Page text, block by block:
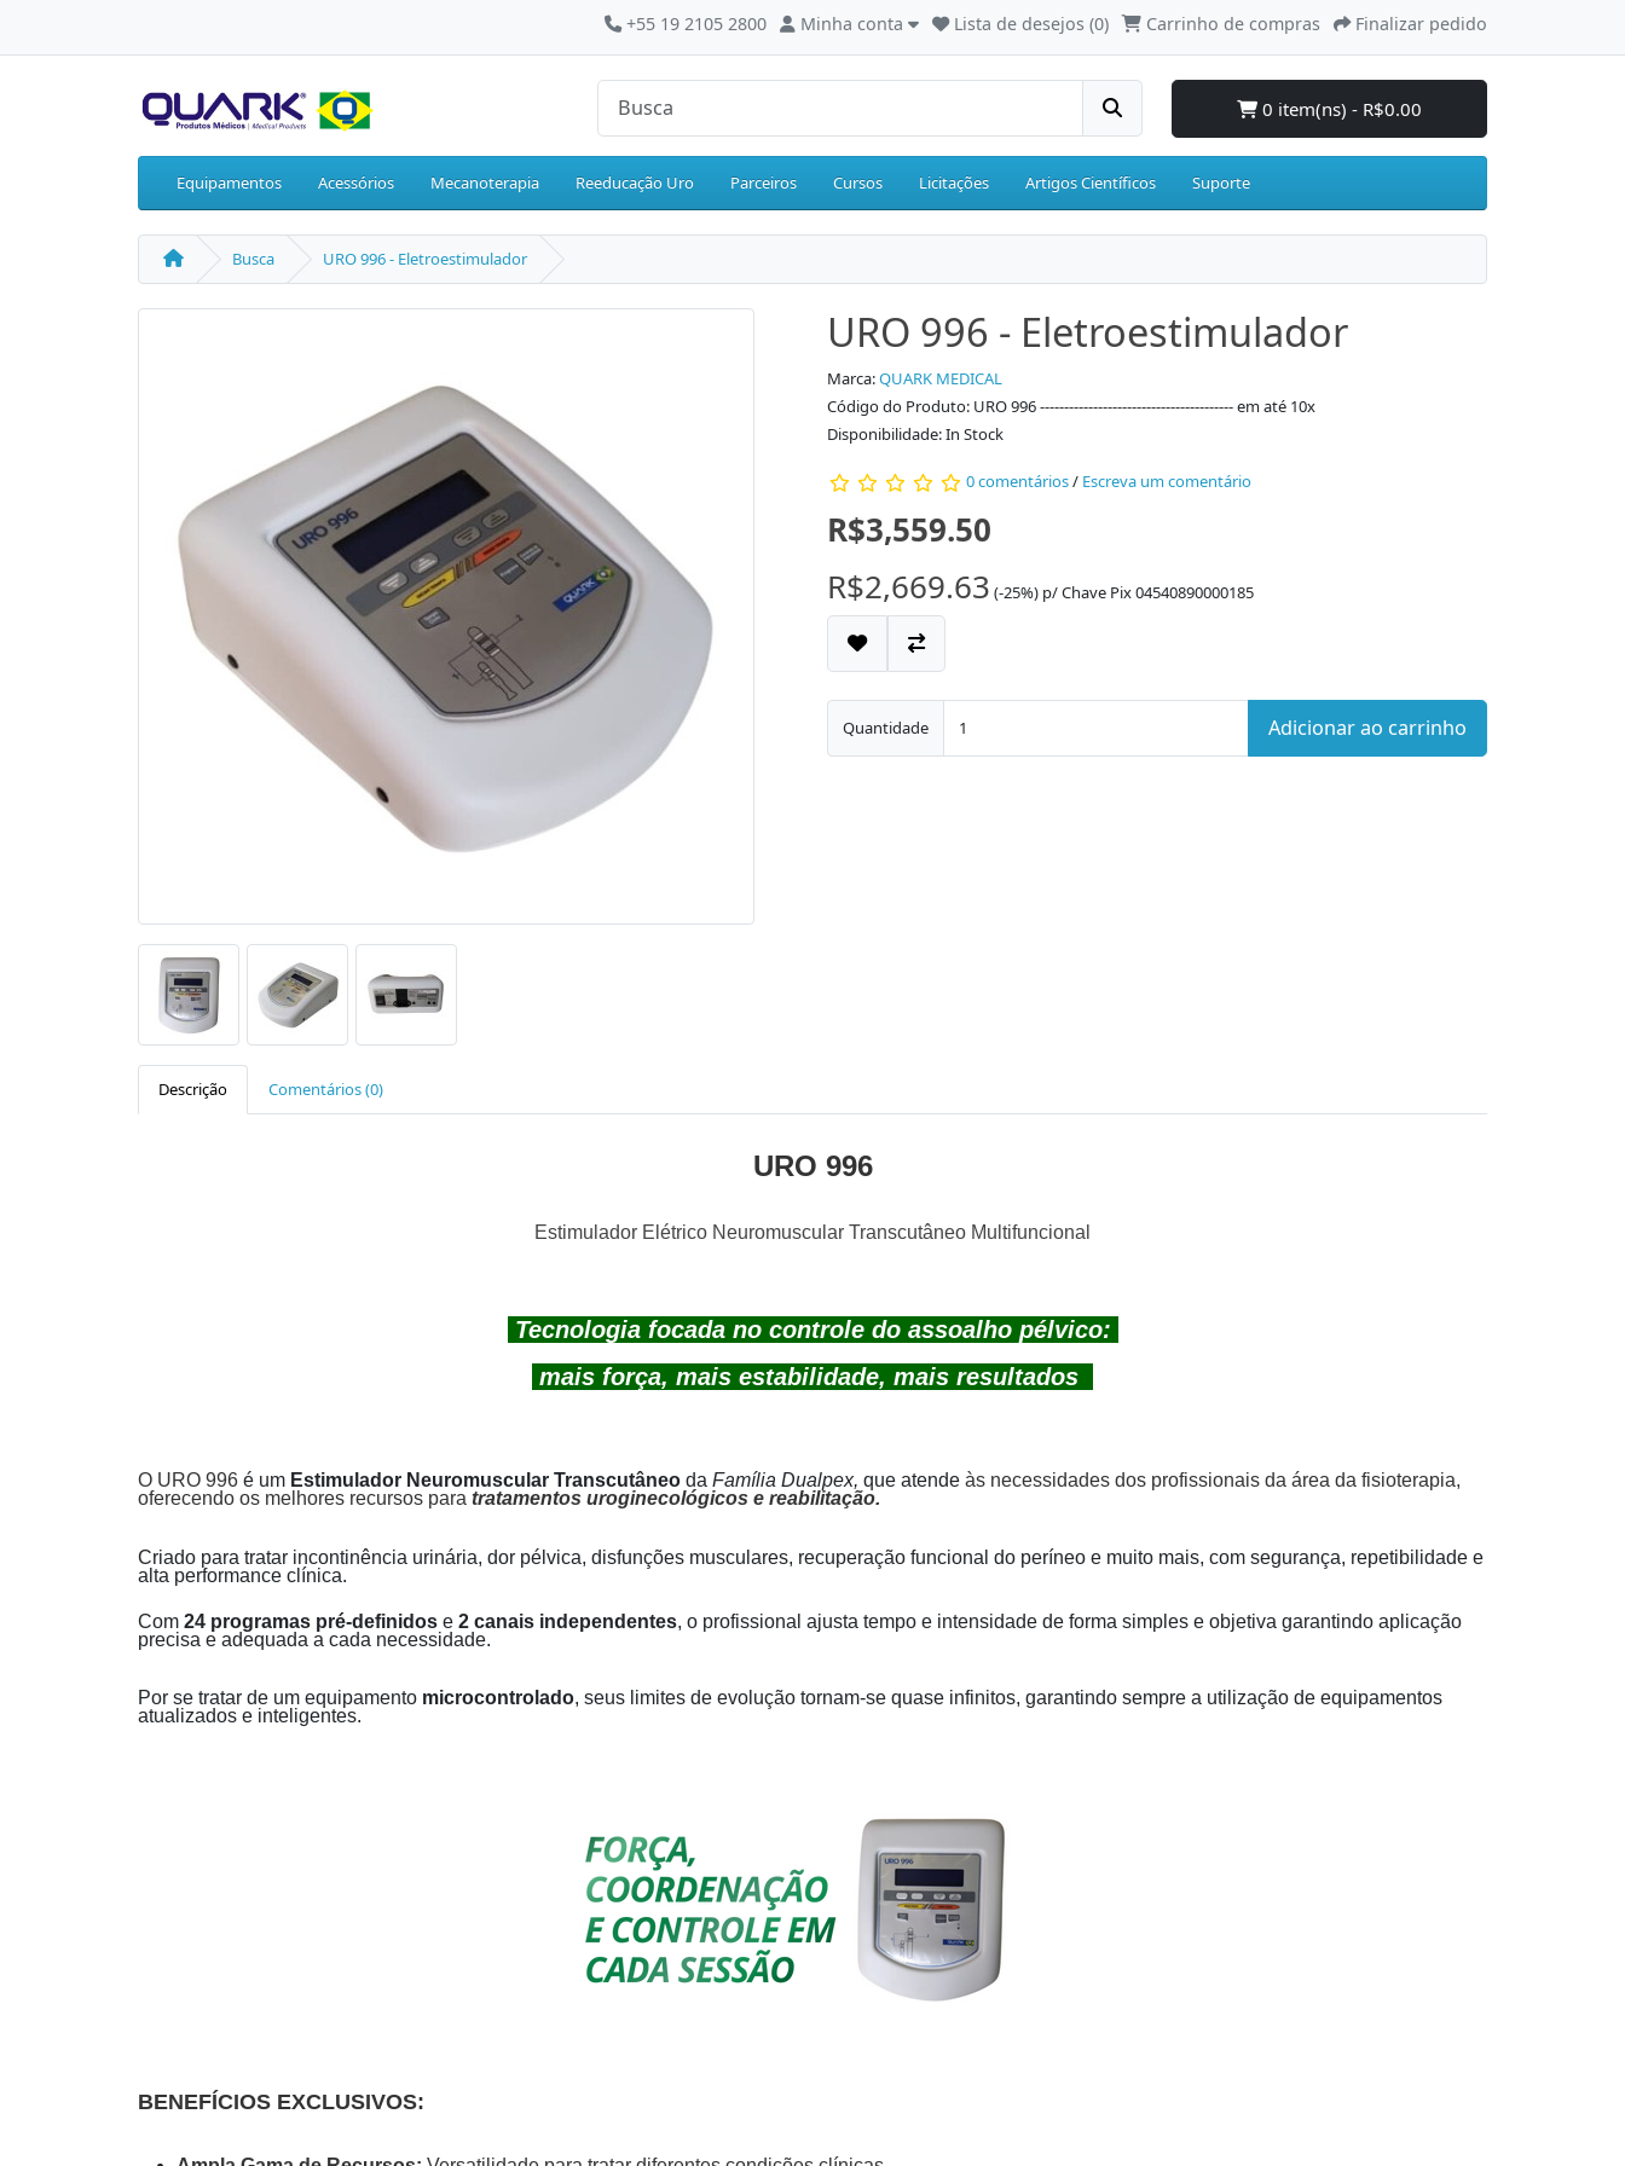
+55 19 2105 2800 Minha conta Lista de desejos (0) Carrinho de compras Finalizar pedido
0 item(ns) - R$0.00
Equipamentos Acessórios Mecanoterapia Reeducação Uro Parceiros Cursos Licitações Artigos Científicos Suporte
Busca URO 996 - Eletroestimulador
URO 996 - Eletroestimulador
Marca:QUARK MEDICAL
Código do Produto: URO 996 ---------------------------------------- em até 10x
Disponibilidade: In Stock
0 comentários/ Escreva um comentário
R$3,559.50
R$2,669.63 (-25%) p/Chave Pix 04540890000185
Quantidade Adicionar ao carrinho
Descrição Comentários (0)
URO 996
Estimulador Elétrico Neuromuscular Transcutâneo Multifuncional
Tecnologia focada no controle do assoalho pélvico:
mais força, mais estabilidade, mais resultados
O URO 996 é um Estimulador Neuromuscular Transcutâneo da Família Dualpex, que atende às necessidades dos profissionais da área da fisioterapia,
oferecendo os melhores recursos para tratamentos uroginecológicos e reabilitação.
Criado para tratar incontinência urinária, dor pélvica, disfunções musculares, recuperação funcional do períneo e muito mais, com segurança, repetibilidade e
alta performance clínica.
Com 24 programas pré-definidos e 2 canais independentes, o profissional ajusta tempo e intensidade de forma simples e objetiva garantindo aplicação
precisa e adequada a cada necessidade.
Por se tratar de um equipamento microcontrolado, seus limites de evolução tornam-se quase infinitos, garantindo sempre a utilização de equipamentos
atualizados e inteligentes.
BENEFÍCIOS EXCLUSIVOS: